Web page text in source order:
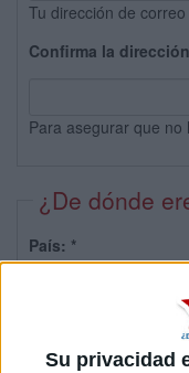
Su privacidad
Tu dirección de
Confirma la
Para asegurar que
¿De dónde
País: *